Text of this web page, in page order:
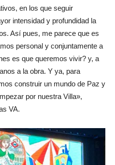
en los que seguir
intensidad y profundidad la
Así pues, me parece que es
personal y conjuntamente a
es que queremos vivir? y, a
a la obra. Y ya, para
construir un mundo de Paz y
por nuestra Villa»,
VA.